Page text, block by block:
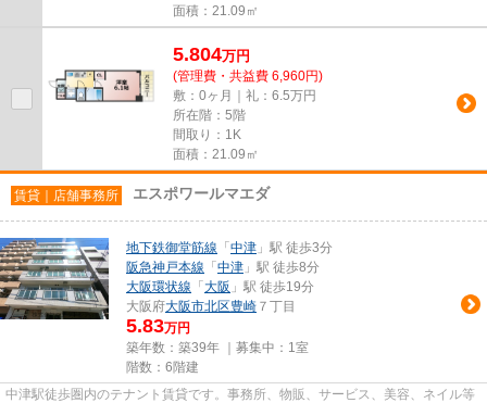
面積：21.09㎡
5.804万円
(管理費・共益費 6,960円)
敷：0ヶ月｜礼：6.5万円
所在階：5階
間取り：1K
面積：21.09㎡
賃貸｜店舗事務所 エスポワールマエダ
地下鉄御堂筋線 「 中津 」駅 徒歩3分
阪急神戸本線 「 中津 」駅 徒歩8分
大阪環状線 「 大阪 」駅 徒歩19分
大阪府大阪市北区豊崎 ７丁目
5.83万円
築年数：築39年 ｜募集中： 1室
階数：6階建
中津駅徒歩圏内のテナント賃貸です。事務所、物販、サービス、美容、ネイル等